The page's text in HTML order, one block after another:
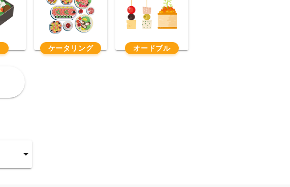
ケータリング オードブル